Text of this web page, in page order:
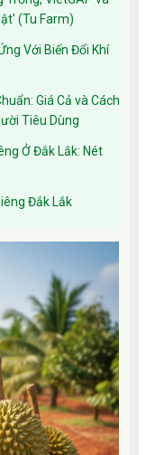
(Tu Farm)
Với Biến Đổi Khí
Giá Cả và Cách
Tiêu Dùng
Ở Đắk Lắk: Nét
Đắk Lắk